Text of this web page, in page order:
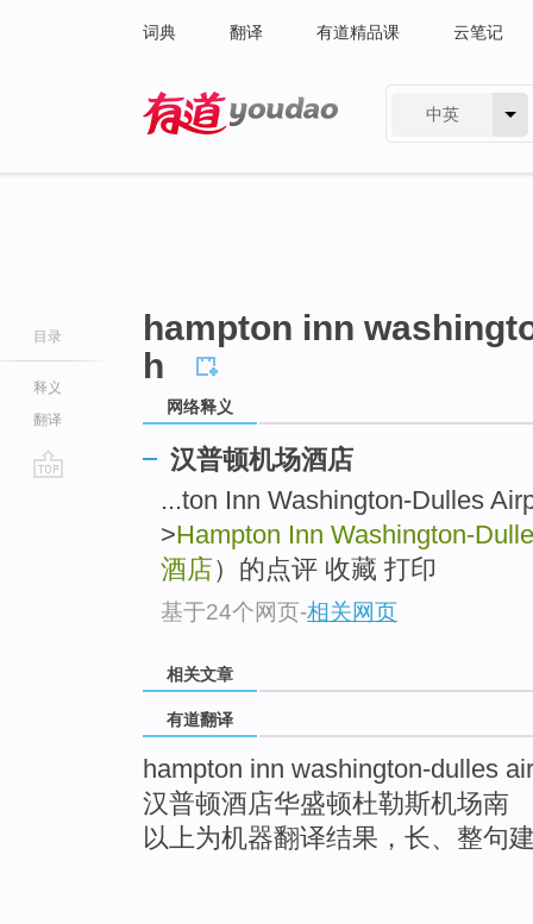
词典 翻译 有道精品课 云笔记
中英
目录
释义
翻译
hampton inn
h
网络释义
汉普顿机场酒店
...ton Inn Washington-Dulles
>Hampton Inn Washington-
酒店）的点评 收藏 打印
基于24个网页-相关网页
相关文章
有道翻译
hampton inn washington-dulles
汉普顿酒店华盛顿杜勒斯机场南
以上为机器翻译结果，长、整句